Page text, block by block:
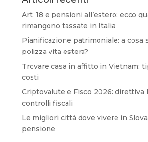
Art. 18 e pensioni all’estero: ecco
rimangono tassate in Italia
Pianificazione patrimoniale: a cosa
polizza vita estera?
Trovare casa in affitto in Vietnam:
costi
Criptovalute e Fisco 2026: direttiva
controlli fiscali
Le migliori città dove vivere in
pensione